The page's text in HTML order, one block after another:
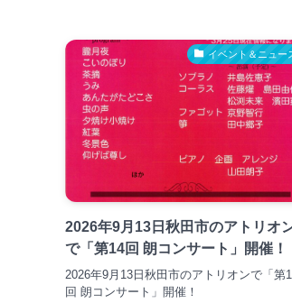
イベント＆ニュー
2026年9月13日秋田市のアトリオ
で「第14回 朗コンサート」開催！
2026年9月13日秋田市のアトリオンで「第
回 朗コンサート」開催！